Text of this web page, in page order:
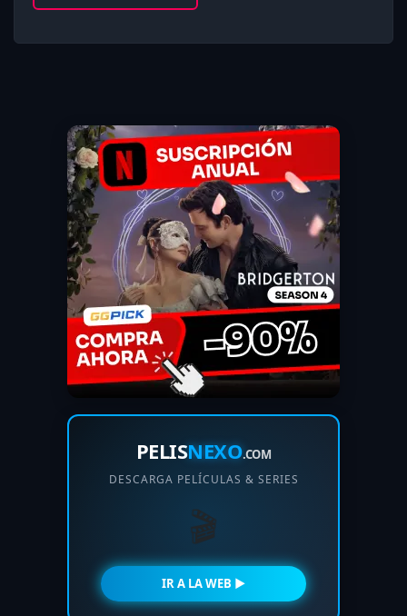
PELISNEXO.COM
DESCARGA PELÍCULAS & SERIES
🎬
IR A LA WEB ►